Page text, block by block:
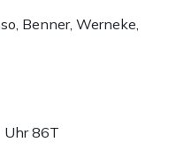
Benner, Werneke,
Uhr86T